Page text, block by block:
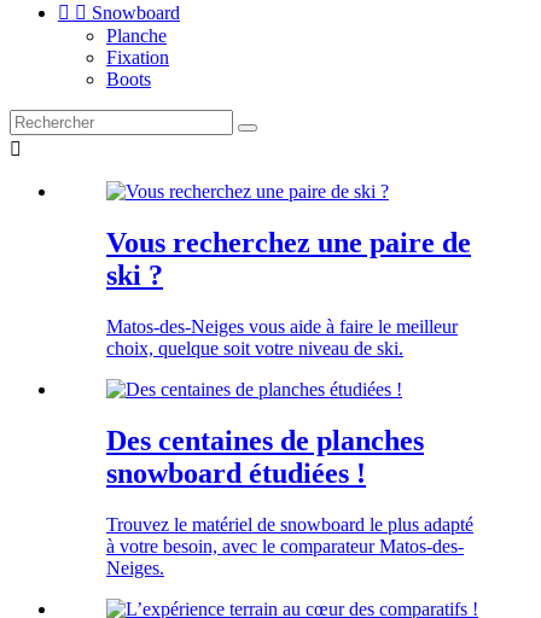
  Snowboard
Planche
Fixation
Boots

Vous recherchez une paire de
ski ?
Matos-des-Neiges vous aide à faire le meilleur
choix, quelque soit votre niveau de ski.
Des centaines de planches
snowboard étudiées !
Trouvez le matériel de snowboard le plus adapté
à votre besoin, avec le comparateur Matos-des-
Neiges.